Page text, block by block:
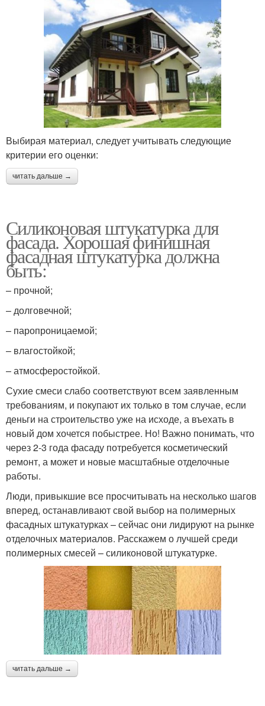
Выбирая материал, следует учитывать следующие
критерии его оценки:
читать дальше →
Силиконовая штукатурка для
фасада. Хорошая финишная
фасадная штукатурка должна
быть:
– прочной;
– долговечной;
– паропроницаемой;
– влагостойкой;
– атмосферостойкой.
Сухие смеси слабо соответствуют всем заявленным
требованиям, и покупают их только в том случае, если
деньги на строительство уже на исходе, а въехать в
новый дом хочется побыстрее. Но! Важно понимать, что
через 2-3 года фасаду потребуется косметический
ремонт, а может и новые масштабные отделочные
работы.
Люди, привыкшие все просчитывать на несколько шагов
вперед, останавливают свой выбор на полимерных
фасадных штукатурках – сейчас они лидируют на рынке
отделочных материалов. Расскажем о лучшей среди
полимерных смесей – силиконовой штукатурке.
читать дальше →